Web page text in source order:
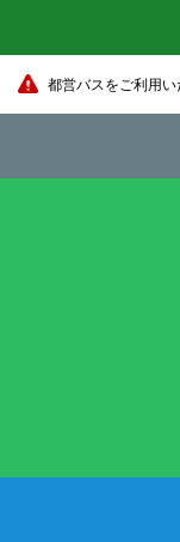
都営バスをご利用い